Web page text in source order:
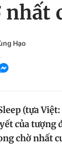
nhất
Hạo
(tựa
của tượng
chờ nhất